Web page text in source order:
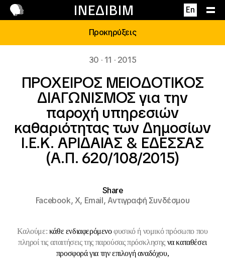
ΙΝΕΔΙΒΙΜ En
Επικοινωνία
Προκηρύξεις
30 · 11 · 2015
ΠΡΟΧΕΙΡΟΣ ΜΕΙΟΔΟΤΙΚΟΣ
ΔΙΑΓΩΝΙΣΜΟΣ για την
παροχή υπηρεσιών
καθαριότητας των Δημοσίων
Ι.Ε.Κ. ΑΡΙΔΑΙΑΣ & ΕΔΕΣΣΑΣ
(Α.Π. 620/108/2015)
Share
Facebook,X, Email,Αντιγραφή Συνδέσμου
Καλούμε: κάθε ενδιαφερόμενοφυσικό ή νομικό πρόσωπο που
πληροί τις απαιτήσεις της παρούσας πρόσκλησης να καταθέσει
προσφορά για την επιλογή αναδόχου,